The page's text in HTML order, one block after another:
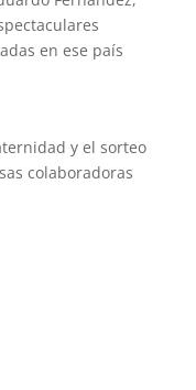
en ese país
y el sorteo
colaboradoras